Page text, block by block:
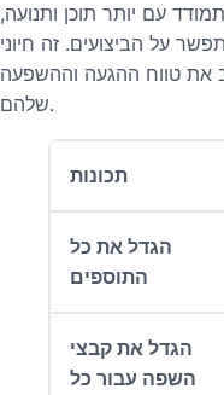
עם יותר תוכן ותנועה,
על הביצועים. זה חיוני
את טווח ההגעה וההשפעה
שלהם.
תכונות
הגדל את כל
התוספים
הגדל את קבצי
השפה עבור כל